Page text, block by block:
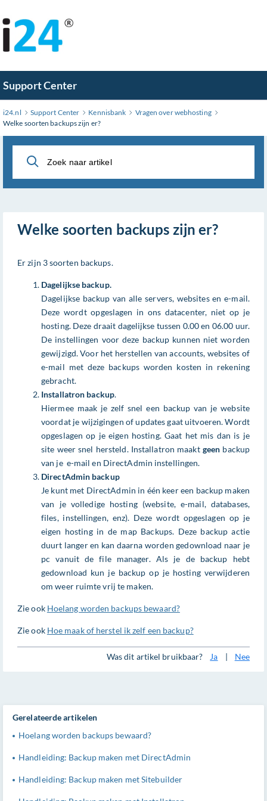
naar
hoofdinhoud
Support Center
i24.nl Support Center Kennisbank
Vragen over webhosting
Welke soorten backups zijn er?
Welke soorten backups zijn er?
Er zijn 3 soorten backups.
Dagelijkse backup.
Dagelijkse backup van alle servers, websites en e-mail.
Deze wordt opgeslagen in ons datacenter, niet op je
hosting. Deze draait dagelijkse tussen 0.00 en 06.00 uur.
De instellingen voor deze backup kunnen niet worden
gewijzigd. Voor het herstellen van accounts, websites of
e-mail met deze backups worden kosten in rekening
gebracht.
Installatron backup.
Hiermee maak je zelf snel een backup van je website
voordat je wijzigingen of updates gaat uitvoeren. Wordt
opgeslagen op je eigen hosting. Gaat het mis dan is je
site weer snel hersteld. Installatron maakt geen backup
van je e-mail en DirectAdmin instellingen.
DirectAdmin backup
Je kunt met DirectAdmin in één keer een backup maken
van je volledige hosting (website, e-mail, databases,
files, instellingen, enz). Deze wordt opgeslagen op je
eigen hosting in de map Backups. Deze backup actie
duurt langer en kan daarna worden gedownload naar je
pc vanuit de file manager. Als je de backup hebt
gedownload kun je backup op je hosting verwijderen
om weer ruimte vrij te maken.
Zie ook Hoelang worden backups bewaard?
Zie ook Hoe maak of herstel ik zelf een backup?
Was dit artikel bruikbaar? Ja | Nee
Gerelateerde artikelen
Hoelang worden backups bewaard?
Handleiding: Backup maken met DirectAdmin
Handleiding: Backup maken met Sitebuilder